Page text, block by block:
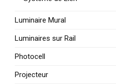
Luminaire Mural
Luminaires sur Rail
Photocell
Projecteur